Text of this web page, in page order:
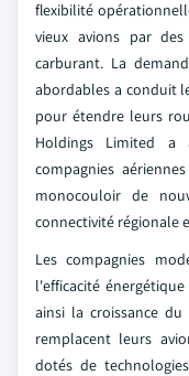
flexibilité
vieux avions par
carburant. La
abordables a conduit
pour étendre leurs
Holdings Limited a
compagnies
monocouloir de
connectivité régionale
Les compagnies
l'efficacité
ainsi la croissance
remplacent leurs
dotés de